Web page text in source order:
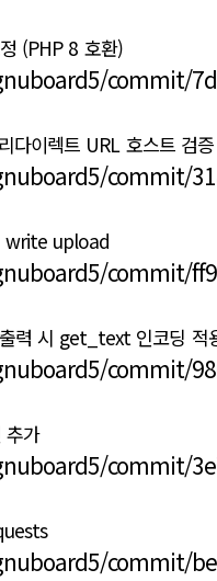
(PHP 8 호환)
commit/
다이렉트 URL 호스트 검증
commit/
write upload
commit/
력 시 get_text 인코딩 적
commit/
추가
commit/
commit/